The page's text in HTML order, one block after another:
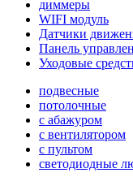
диммеры
WIFI модуль
Датчики
Панель
Уходовые
подвесные
потолочные
с абажуром
с вентилятором
с пультом
светодиодные